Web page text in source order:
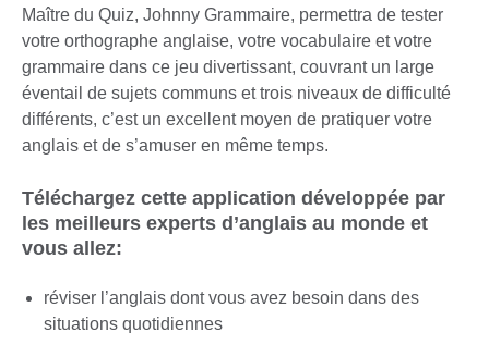
Maître du Quiz, Johnny Grammaire, permettra de tester
votre orthographe anglaise, votre vocabulaire et votre
grammaire dans ce jeu divertissant, couvrant un large
éventail de sujets communs et trois niveaux de difficulté
différents, c’est un excellent moyen de pratiquer votre
anglais et de s’amuser en même temps.
Téléchargez cette application développée par
les meilleurs experts d’anglais au monde et
vous allez:
réviser l’anglais dont vous avez besoin dans des
situations quotidiennes